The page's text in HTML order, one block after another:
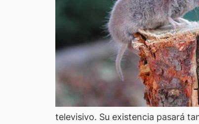
televisivo. Su existencia pasará